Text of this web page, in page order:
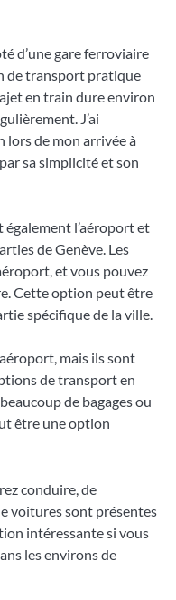
d’une gare ferroviaire
de transport pratique
en train dure environ
J’ai
de mon arrivée à
sa simplicité et son
également l’aéroport et
de Genève. Les
et vous pouvez
Cette option peut être
spécifique de la ville.
mais ils sont
de transport en
de bagages ou
être une option
conduire, de
voitures sont présentes
intéressante si vous
les environs de